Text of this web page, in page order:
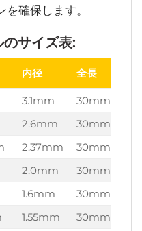
確保します。
サイズ表:
内径 全長
3.1mm
30mm
2.6mm
30mm
2.37mm
30mm
2.0mm
30mm
1.6mm
30mm
1.55mm
30mm